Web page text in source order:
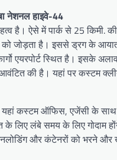
नेशनल हाइवे-44
है। ऐसे में पार्क से 25
जोड़ता है। इससे ड्रग के
एयरपोर्ट स्थित है। इसके
की है। यहां पर कस्टम
कस्टम ऑफिस, एजेंसी के
लंबे समय के लिए गोदाम
और कंटेनरों को भरने